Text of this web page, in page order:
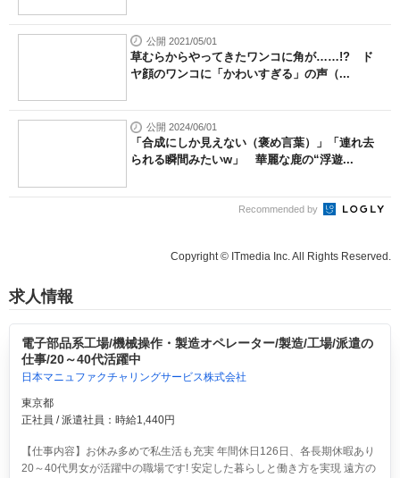
公開 2021/05/01
草むらからやってきたワンコに角が……!? ド
ヤ顔のワンコに「かわいすぎる」の声（...
公開 2024/06/01
「合成にしか見えない（褒め言葉）」「連れ去
られる瞬間みたいw」 華麗な鹿の“浮遊...
Recommended by
Copyright © ITmedia Inc. All Rights Reserved.
求人情報
電子部品系工場/機械操作・製造オペレーター/製造/工場/派遣の
仕事/20～40代活躍中
日本マニュファクチャリングサービス株式会社
東京都
正社員 / 派遣社員：時給1,440円
【仕事内容】お休み多めで私生活も充実 年間休日126日、各長期休暇あり
20～40代男女が活躍中の職場です! 安定した暮らしと働き方を実現 遠方の